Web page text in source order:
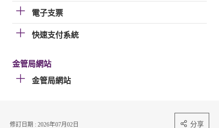
電子支票
快速支付系統
金管局網站
金管局網站
修訂日期 : 2026年07月02日 分享